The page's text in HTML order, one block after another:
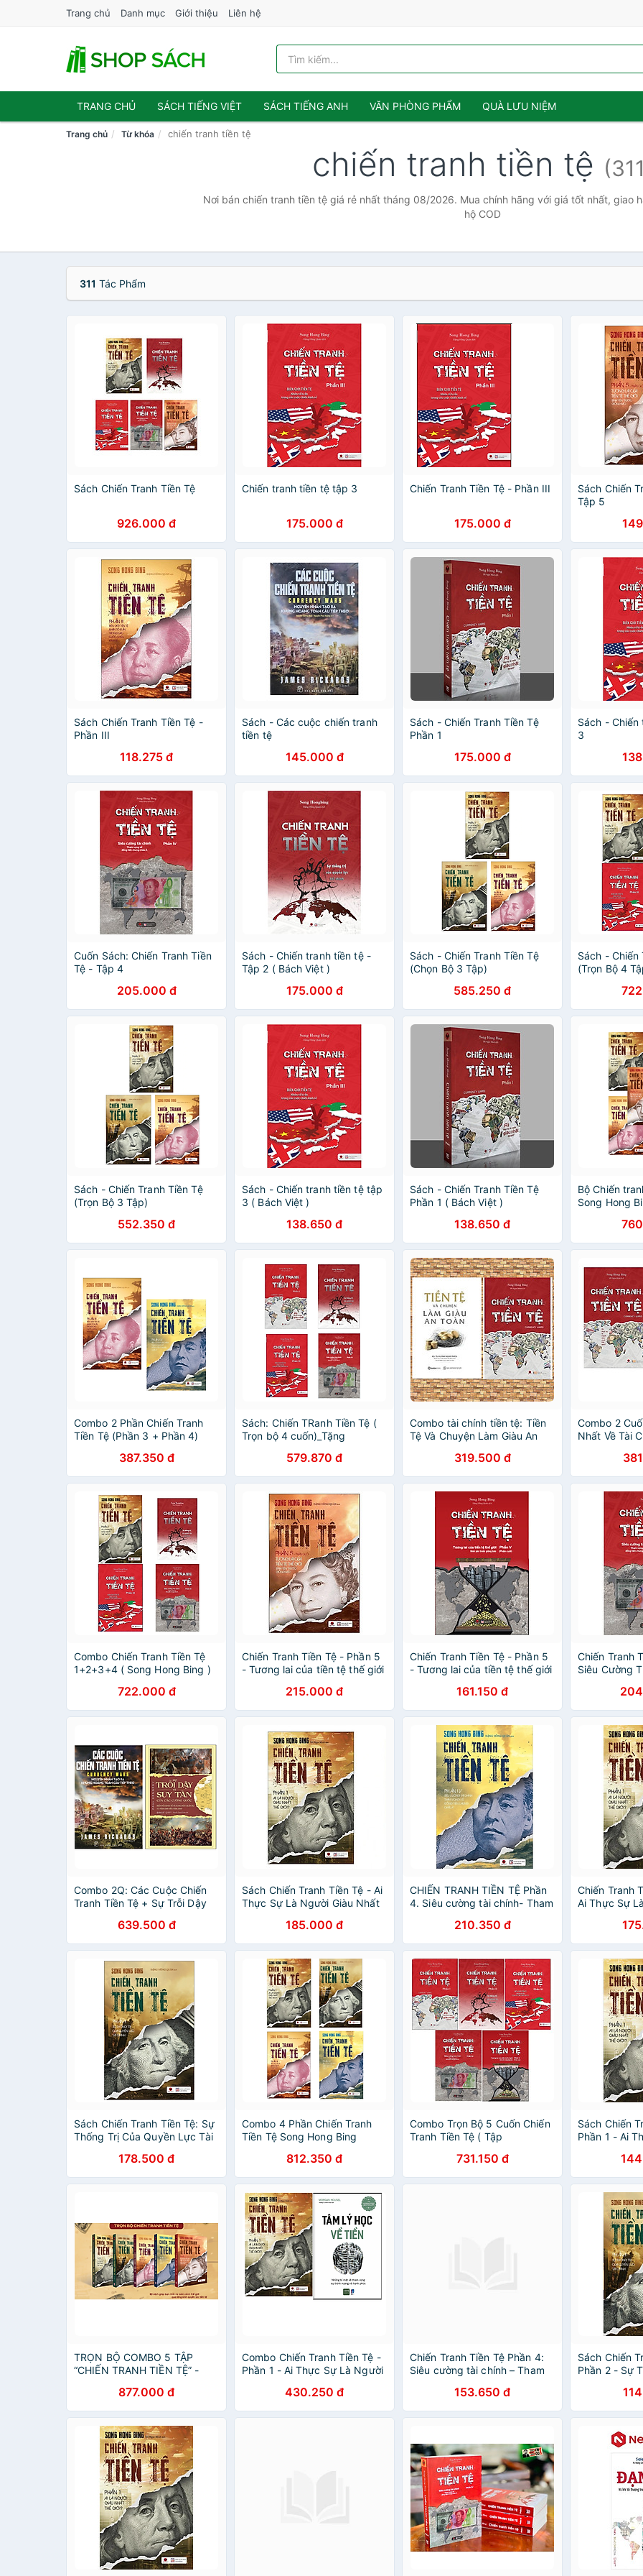
Trang chủ Danh mục Giới thiệu Liên hệ
TRANG CHỦ SÁCH TIẾNG VIỆT SÁCH TIẾNG ANH VĂN PHÒNG PHẨM QUÀ LƯU NIỆM
Trang chủ Từ khóa chiến tranh tiền tệ
chiến tranh tiền tệ
Nơi bán chiến tranh tiền tệ giá rẻ nhất tháng 08/2026. Mua chính hãng với giá tốt nhất, giao
hộ COD
311 Tác Phẩm
Sách Chiến Tranh Tiền Tệ
926.000 đ
Chiến tranh tiền tệ tập 3
175.000 đ
Chiến Tranh Tiền Tệ - Phần III
175.000 đ
Sách Chiến
Tập 5
Sách Chiến Tranh Tiền Tệ -
Phần III
118.275 đ
Sách - Các cuộc chiến tranh
tiền tệ
145.000 đ
Sách - Chiến Tranh Tiền Tệ
Phần 1
175.000 đ
Sách -
3
Cuốn Sách: Chiến Tranh Tiền
Tệ - Tập 4
205.000 đ
Sách - Chiến tranh tiền tệ -
Tập 2 ( Bách Việt )
175.000 đ
Sách - Chiến Tranh Tiền Tệ
(Chọn Bộ 3 Tập)
585.250 đ
Sách - Chiến
(Trọn Bộ 4
Sách - Chiến Tranh Tiền Tệ
(Trọn Bộ 3 Tập)
552.350 đ
Sách - Chiến tranh tiền tệ tập
3 ( Bách Việt )
138.650 đ
Sách - Chiến Tranh Tiền Tệ
Phần 1 ( Bách Việt )
138.650 đ
Bộ Chiến
Song Hong
Combo 2 Phần Chiến Tranh
Tiền Tệ (Phần 3 + Phần 4)
387.350 đ
Sách: Chiến TRanh Tiền Tệ (
Trọn bộ 4 cuốn)_Tặng
579.870 đ
Combo tài chính tiền tệ: Tiền
Tệ Và Chuyện Làm Giàu An
Ai Thực Sự Là Người Giàu
Nhất Thế Giới
319.500 đ
Combo 2
Nhất Về Tài
Sự Là Người
Giới + Chiến
Thống Trị
Combo Chiến Tranh Tiền Tệ
1+2+3+4 ( Song Hong Bing )
722.000 đ
Chiến Tranh Tiền Tệ - Phần 5
- Tương lai của tiền tệ thế giới
Song Hong Bing
215.000 đ
Chiến Tranh Tiền Tệ - Phần 5
- Tương lai của tiền tệ thế giới
Song Hong Bing
161.150 đ
Chiến Tranh
Siêu Cường
Combo 2Q: Các Cuộc Chiến
Tranh Tiền Tệ + Sự Trỗi Dậy
Quốc (Sách Tài Chính - Tiền
Tệ)
639.500 đ
Sách Chiến Tranh Tiền Tệ - Ai
Thực Sự Là Người Giàu Nhất
185.000 đ
CHIẾN TRANH TIỀN TỆ Phần
4. Siêu cường tài chính- Tham
210.350 đ
Chiến Tranh
Ai Thực Sự
Sách Chiến Tranh Tiền Tệ: Sự
Thống Trị Của Quyền Lực Tài
178.500 đ
Combo 4 Phần Chiến Tranh
Tiền Tệ Song Hong Bing
Bookmark)812.350 đ
Combo Trọn Bộ 5 Cuốn Chiến
Tranh Tiền Tệ ( Tập
731.150 đ
Sách Chiến
Phần 1 - Ai
TRỌN BỘ COMBO 5 TẬP
“CHIẾN TRANH TIỀN TỆ” -
877.000 đ
Combo Chiến Tranh Tiền Tệ -
Phần 1 - Ai Thực Sự Là Người
Học Về Tiền430.250 đ
Chiến Tranh Tiền Tệ Phần 4:
Siêu cường tài chính – Tham
châu Á (Song Hong Bing)
153.650 đ
Sách Chiến
Phần 2 - Sự